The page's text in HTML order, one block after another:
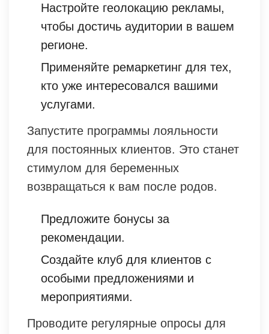
Настройте геолокацию рекламы,
чтобы достичь аудитории в вашем
регионе.
Применяйте ремаркетинг для тех,
кто уже интересовался вашими
услугами.
Запустите программы лояльности
для постоянных клиентов. Это станет
стимулом для беременных
возвращаться к вам после родов.
Предложите бонусы за
рекомендации.
Создайте клуб для клиентов с
особыми предложениями и
мероприятиями.
Проводите регулярные опросы для